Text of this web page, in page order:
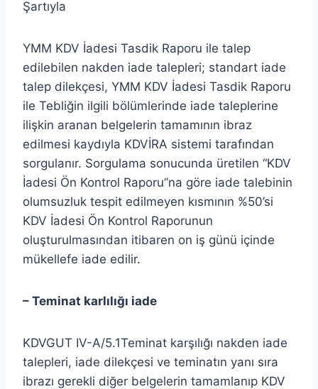
Şartıyla
YMM KDV İadesi Tasdik Raporu ile talep
edilebilen nakden iade talepleri; standart iade
talep dilekçesi, YMM KDV İadesi Tasdik Raporu
ile Tebliğin ilgili bölümlerinde iade taleplerine
ilişkin aranan belgelerin tamamının ibraz
edilmesi kaydıyla KDVİRA sistemi tarafından
sorgulanır. Sorgulama sonucunda üretilen “KDV
İadesi Ön Kontrol Raporu”na göre iade talebinin
olumsuzluk tespit edilmeyen kısmının %50’si
KDV İadesi Ön Kontrol Raporunun
oluşturulmasından itibaren on iş günü içinde
mükellefe iade edilir.
– Teminat karlılığı iade
KDVGUT IV-A/5.1Teminat karşılığı nakden iade
talepleri, iade dilekçesi ve teminatın yanı sıra
ibrazı gerekli diğer belgelerin tamamlanıp KDV